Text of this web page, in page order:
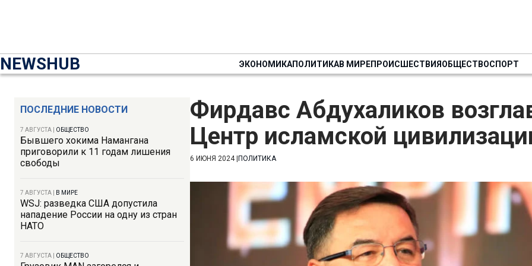
NEWSHUB ЭКОНОМИКАПОЛИТИКАВ МИРЕПРОИСШЕСТВИЯОБЩЕСТВОСПОРТ
ПОСЛЕДНИЕ НОВОСТИ
7 АВГУСТА ОБЩЕСТВО
Бывшего хокима Намангана
приговорили к 11 годам лишения
свободы
7 АВГУСТА В МИРЕ
WSJ: разведка США допустила
нападение России на одну из стран
НАТО
7 АВГУСТА ОБЩЕСТВО
Фирдавс Абдухаликов
Центр исламской
6 ИЮНЯ 2024| ПОЛИТИКА